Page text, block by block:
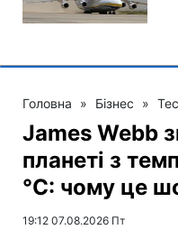
Головна » Бізнес »
James Webb
планеті з
°C: чому це
19:12 07.08.2026 Пт